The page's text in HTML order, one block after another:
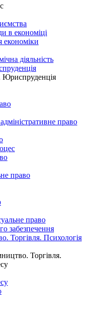
в економіці
економіки
діяльність
Юриспруденція
право
право
право
забезпечення
Торгівля. Психологія
Торгівля.